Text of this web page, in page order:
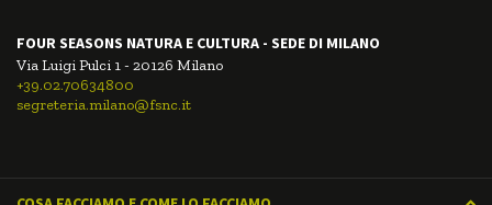
FOUR SEASONS NATURA E CULTURA - SEDE DI MILANO
Via Luigi Pulci 1 - 20126 Milano
+39.02.70634800
segreteria.milano@fsnc.it